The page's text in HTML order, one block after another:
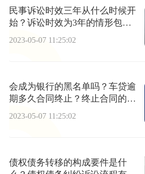
民事诉讼时效三年从什么时候开
始？诉讼时效为3年的情形包括
2023-05-07 11:25:02
会成为银行的黑名单吗？车贷逾
期多久合同终止？终止合同的条
2023-05-07 11:25:02
债权债务转移的构成要件是什